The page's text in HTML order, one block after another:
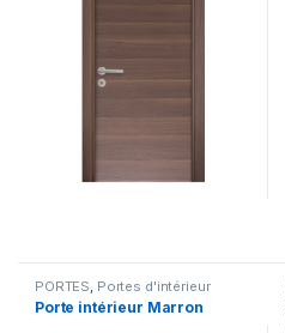
PORTES Portes d'intérieur
Porte intérieur Marron